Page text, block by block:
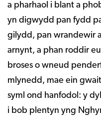
a pharhaol i blant a
yn digwydd pan fydd
gilydd, pan wrandewir
arnynt, a phan roddir
broses o wneud
mlynedd, mae ein
syml ond hanfodol: y
i bob plentyn yng